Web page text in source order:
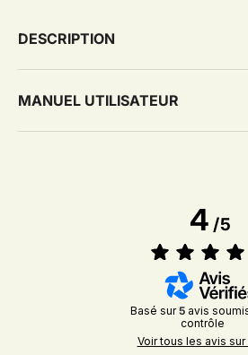
DESCRIPTION
MANUEL UTILISATEUR
4/5
Basé sur5 avis
contrôle
Voir tous les avis